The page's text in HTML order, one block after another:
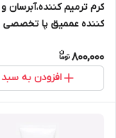
کرم ترمیم کننده،آبرسان
کننده عممیق پا
800,000
افزودن به سبد